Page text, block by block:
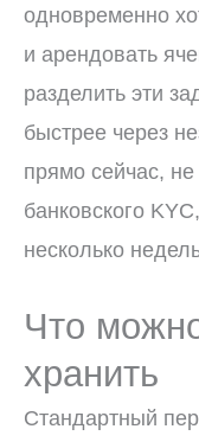
одновременно
и арендовать
разделить эти
быстрее через
прямо сейчас,
банковского
несколько
Что
хранить
Стандартный